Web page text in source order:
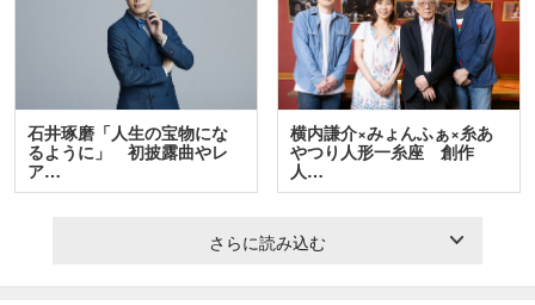
石井琢磨「人生の宝物にな
るように」 初披露曲やレ
ア…
横内謙介×みょんふぁ×糸あ
やつり人形一糸座 創作
人…
さらに読み込む